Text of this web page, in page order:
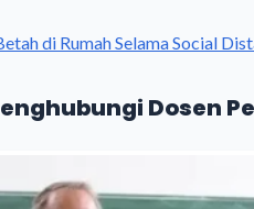
di Rumah Selama Social
Dosen